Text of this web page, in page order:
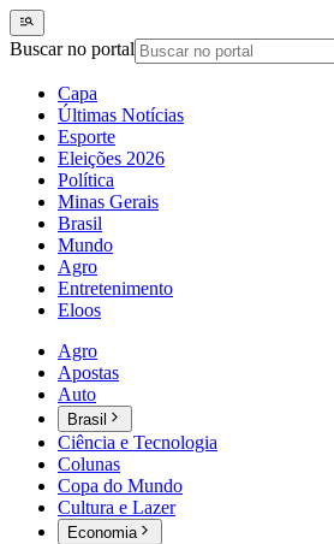
Buscar no portal
Capa
Últimas Notícias
Esporte
Eleições 2026
Política
Minas Gerais
Brasil
Mundo
Agro
Entretenimento
Eloos
Agro
Apostas
Auto
Brasil
Ciência e Tecnologia
Colunas
Copa do Mundo
Cultura e Lazer
Economia